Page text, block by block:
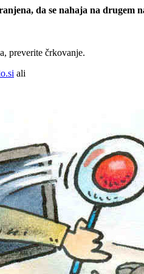
da se nahaja na drugem
preverite črkovanje.
ali